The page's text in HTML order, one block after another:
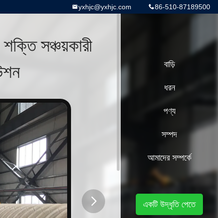
86-510-87189500
yxhjc@yxhjc.com
সঞ্চয়কারী
বাড়ি
ধরন
পণ্য
সম্পদ
আমাদের সম্পর্কে
একটি উদ্ধৃতি পেতে